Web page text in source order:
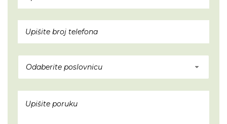
Odaberite poslovnicu